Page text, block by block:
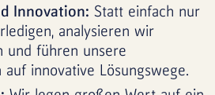
Innovation: Statt einfach nur
analysieren wir
und führen unsere
innovative Lösungswege.